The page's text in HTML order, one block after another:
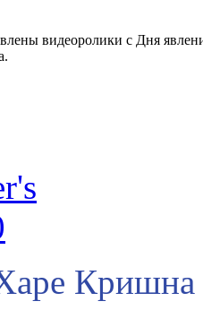
видеоролики с Дня
Кришна